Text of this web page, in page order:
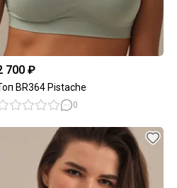
700 ₽
BR364 Pistache
0